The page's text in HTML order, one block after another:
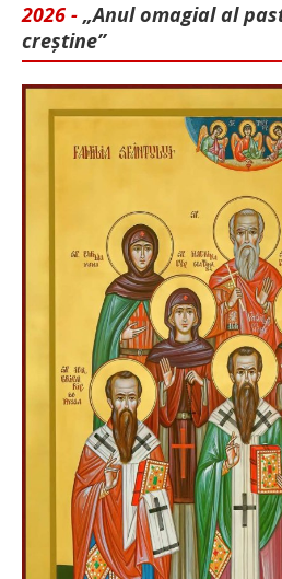
2026 - „Anul omagial al
creștine”